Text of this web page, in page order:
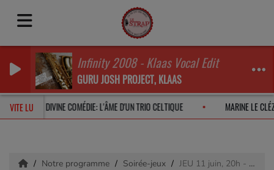
Infinity 2008 - Klaas Vocal Edit
GURU JOSH PROJECT, KLAAS
VITE LU DIVINE COMÉDIE: L'ÂME D'UN TRIO CELTIQUE MARINE LE
Notre programme Soirée-jeux JEU 11 juin, 20h - BLIND TEST